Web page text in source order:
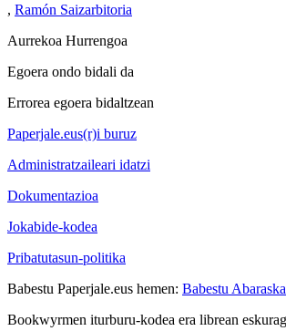
, Ramón Saizarbitoria
Aurrekoa Hurrengoa
Egoera ondo bidali da
Errorea egoera bidaltzean
Paperjale.eus(r)i buruz
Administratzaileari idatzi
Dokumentazioa
Jokabide-kodea
Pribatutasun-politika
Babestu Paperjale.eus hemen: Babestu Abaraska
Bookwyrmen iturburu-kodea era librean